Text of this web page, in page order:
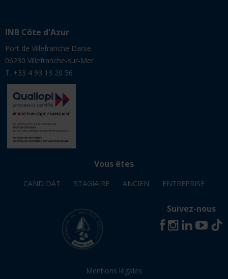
Port de Villefranche Darse
06230 Villefranche-sur-Mer
T. +33 4 93 13 20 56